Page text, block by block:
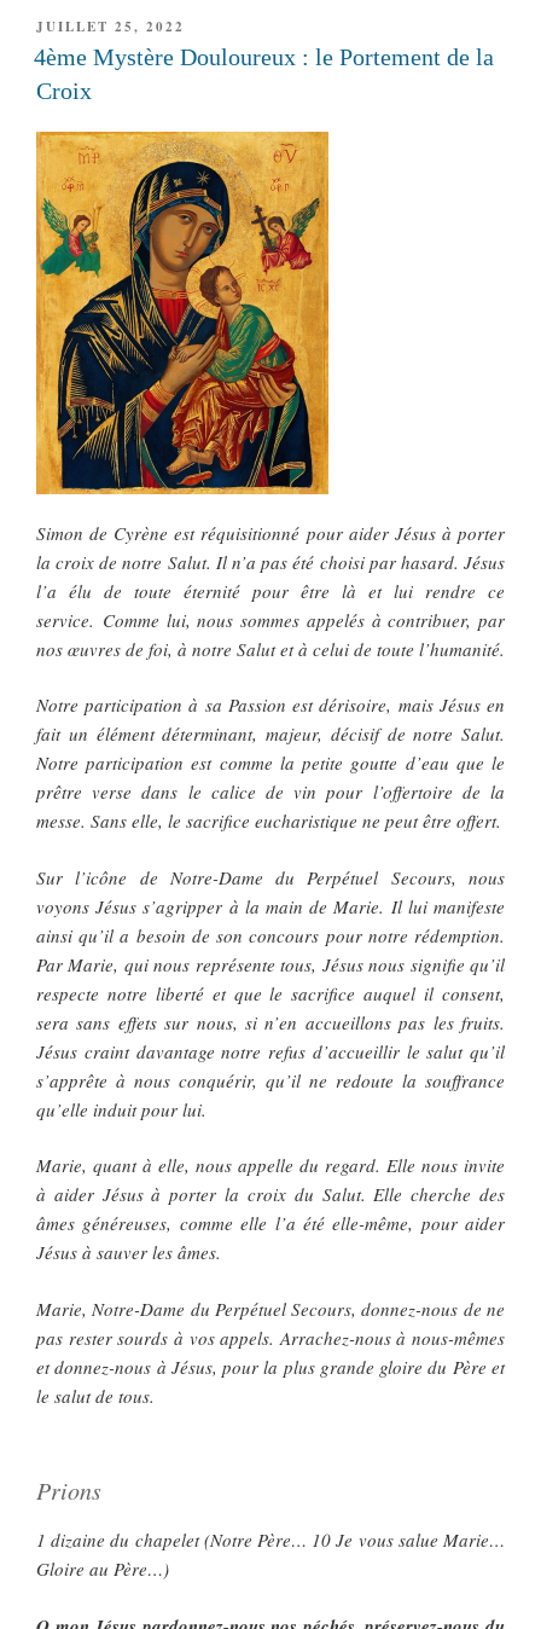
PUBLIÉ
LE
JUILLET 25, 2022
4ème Mystère Douloureux : le Portement de la
Croix
Simon de Cyrène est réquisitionné pour aider Jésus à porter
la croix de notre Salut. Il n’a pas été choisi par hasard. Jésus
l’a élu de toute éternité pour être là et lui rendre ce
service. Comme lui, nous sommes appelés à contribuer, par
nos œuvres de foi, à notre Salut et à celui de toute l’humanité.
Notre participation à sa Passion est dérisoire, mais Jésus en
fait un élément déterminant, majeur, décisif de notre Salut.
Notre participation est comme la petite goutte d’eau que le
prêtre verse dans le calice de vin pour l’offertoire de la
messe. Sans elle, le sacrifice eucharistique ne peut être offert.
Sur l’icône de Notre-Dame du Perpétuel Secours, nous
voyons Jésus s’agripper à la main de Marie. Il lui manifeste
ainsi qu’il a besoin de son concours pour notre rédemption.
Par Marie, qui nous représente tous, Jésus nous signifie qu’il
respecte notre liberté et que le sacrifice auquel il consent,
sera sans effets sur nous, si n’en accueillons pas les fruits.
Jésus craint davantage notre refus d’accueillir le salut qu’il
s’apprête à nous conquérir, qu’il ne redoute la souffrance
qu’elle induit pour lui.
Marie, quant à elle, nous appelle du regard. Elle nous invite
à aider Jésus à porter la croix du Salut. Elle cherche des
âmes généreuses, comme elle l’a été elle-même, pour aider
Jésus à sauver les âmes.
Marie, Notre-Dame du Perpétuel Secours, donnez-nous de ne
pas rester sourds à vos appels. Arrachez-nous à nous-mêmes
et donnez-nous à Jésus, pour la plus grande gloire du Père et
le salut de tous.
Prions
1 dizaine du chapelet (Notre Père… 10 Je vous salue Marie…
Gloire au Père…)